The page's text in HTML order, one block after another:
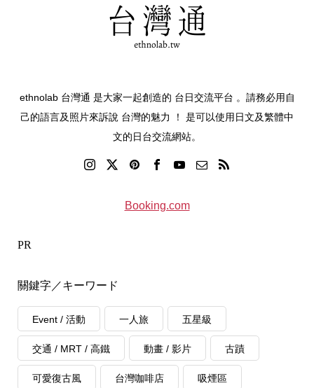
ethnolab 台灣通 是大家一起創造的 台日交流平台 。請務必用自
己的語言及照片來訴說 台灣的魅力 ！ 是可以使用日文及繁體中
文的日台交流網站。
Booking.com
PR
關鍵字／キーワード
Event / 活動 一人旅 五星級
交通 / MRT / 高鐵 動畫 / 影片 古蹟
可愛復古風 台灣咖啡店 吸煙區